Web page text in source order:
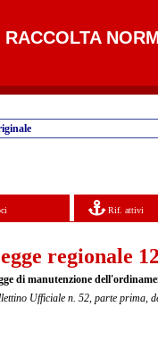
RACCOLTA
Rif. attivi
regionale
di manutenzione
Ufficiale n. 52, parte prima,